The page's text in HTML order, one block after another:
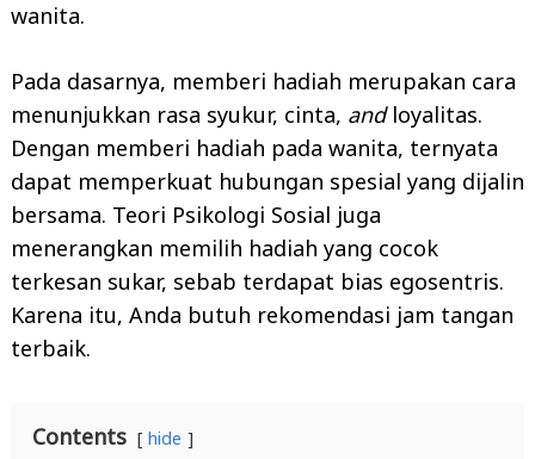
wanita.
Pada dasarnya, memberi hadiah merupakan cara
menunjukkan rasa syukur, cinta, and loyalitas.
Dengan memberi hadiah pada wanita, ternyata
dapat memperkuat hubungan spesial yang dijalin
bersama. Teori Psikologi Sosial juga
menerangkan memilih hadiah yang cocok
terkesan sukar, sebab terdapat bias egosentris.
Karena itu, Anda butuh rekomendasi jam tangan
terbaik.
Contents hide